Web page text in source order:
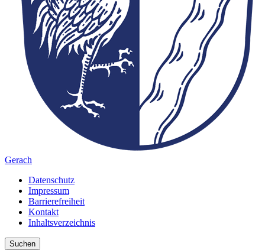
Gerach
Datenschutz
Impressum
Barrierefreiheit
Kontakt
Inhaltsverzeichnis
Suchen